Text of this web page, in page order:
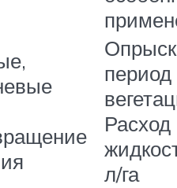
период
л/га